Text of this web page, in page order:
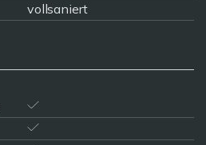
vollsaniert